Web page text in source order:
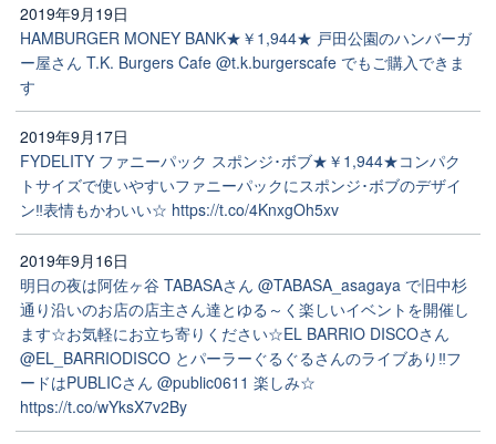
2019年9月19日
HAMBURGER MONEY BANK★￥1,944★ 戸田公園のハンバーガ
ー屋さん T.K. Burgers Cafe @t.k.burgerscafe でもご購入できま
す
2019年9月17日
FYDELITY ファニーパック スポンジ･ボブ★￥1,944★コンパク
トサイズで使いやすいファニーパックにスポンジ･ボブのデザイ
ン‼️表情もかわいい☆ https://t.co/4KnxgOh5xv
2019年9月16日
明日の夜は阿佐ヶ谷 TABASAさん @TABASA_asagaya で旧中杉
通り沿いのお店の店主さん達とゆる～く楽しいイベントを開催し
ます☆お気軽にお立ち寄りください☆EL BARRIO DISCOさん
@EL_BARRIODISCO とパーラーぐるぐるさんのライブあり‼️フ
ードはPUBLICさん @public0611 楽しみ☆
https://t.co/wYksX7v2By